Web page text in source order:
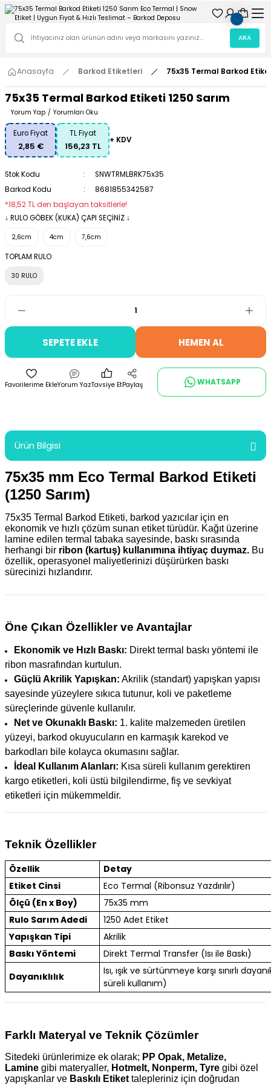
ARA
Anasayfa Barkod Etiketleri 75x35 Termal Barkod
75x35 Termal Barkod Etiketi 1250 Sarım
Yorum Yap / Yorumları Oku
Euro Fiyat
2,85 €
TL Fiyat
156,23 TL
+ KDV
Stok Kodu
SNWTRMLBRK75x35
Barkod Kodu
8681855342587
*18,52 TL den başlayan taksitlerle!
↓ RULO GÖBEK (KUKA) ÇAPI SEÇİNİZ ↓
2,6cm 4cm 7,6cm
TOPLAM RULO
30 RULO
SEPETE EKLE HEMEN AL
Yorum YazTavsiye EtPaylaş WHATSAPP
Ürün Bilgisi
75x35 mm Eco Termal Barkod Etiketi
(1250 Sarım)
75x35 Termal Barkod Etiketi, barkod yazıcılar için en
ekonomik ve hızlı çözüm sunan etiket türüdür. Kağıt üzerine
lamine edilen termal tabaka sayesinde, baskı sırasında
herhangi bir ribon (kartuş) kullanımına ihtiyaç duymaz. Bu
özellik, operasyonel maliyetlerinizi düşürürken baskı
sürecinizi hızlandırır.
Öne Çıkan Özellikler ve Avantajlar
Ekonomik ve Hızlı Baskı: Direkt termal baskı yöntemi ile
ribon masrafından kurtulun.
Güçlü Akrilik Yapışkan: Akrilik (standart) yapışkan yapısı
sayesinde yüzeylere sıkıca tutunur, koli ve paketleme
süreçlerinde güvenle kullanılır.
Net ve Okunaklı Baskı: 1. kalite malzemeden üretilen
yüzeyi, barkod okuyucuların en karmaşık karekod ve
barkodları bile kolayca okumasını sağlar.
İdeal Kullanım Alanları: Kısa süreli kullanım gerektiren
kargo etiketleri, koli üstü bilgilendirme, fiş ve sevkiyat
etiketleri için mükemmeldir.
Teknik Özellikler
Özellik
Detay
Etiket Cinsi
Eco Termal (Ribonsuz Yazdırılır)
Ölçü (En x Boy)
75x35 mm
Rulo Sarım Adedi
1250 Adet Etiket
Yapışkan Tipi
Akrilik
Baskı Yöntemi
Direkt Termal Transfer (Isı ile Baskı)
Dayanıklılık
Isı, ışık ve sürtünmeye karşı sınırlı
süreli kullanım)
Farklı Materyal ve Teknik Çözümler
Sitedeki ürünlerimize ek olarak; PP Opak, Metalize,
Lamine gibi materyaller, Hotmelt, Nonperm, Tyre gibi özel
yapışkanlar ve Baskılı Etiket talepleriniz için doğrudan